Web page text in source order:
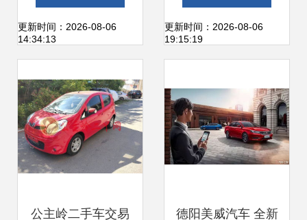
到在线咨询
更新时间：2026-08-06
14:34:13
信息平台全解析
更新时间：2026-08-06
19:15:19
公主岭二手车交易 德阳美威汽车 全新